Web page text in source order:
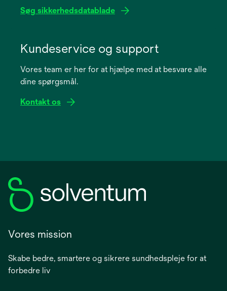
Søg sikkerhedsdatablade
new
Kundeservice og support
Vores team er her for at hjælpe med at besvare alle
dine spørgsmål.
Kontakt os
Vores mission
Skabe bedre, smartere og sikrere sundhedspleje for at
forbedre liv